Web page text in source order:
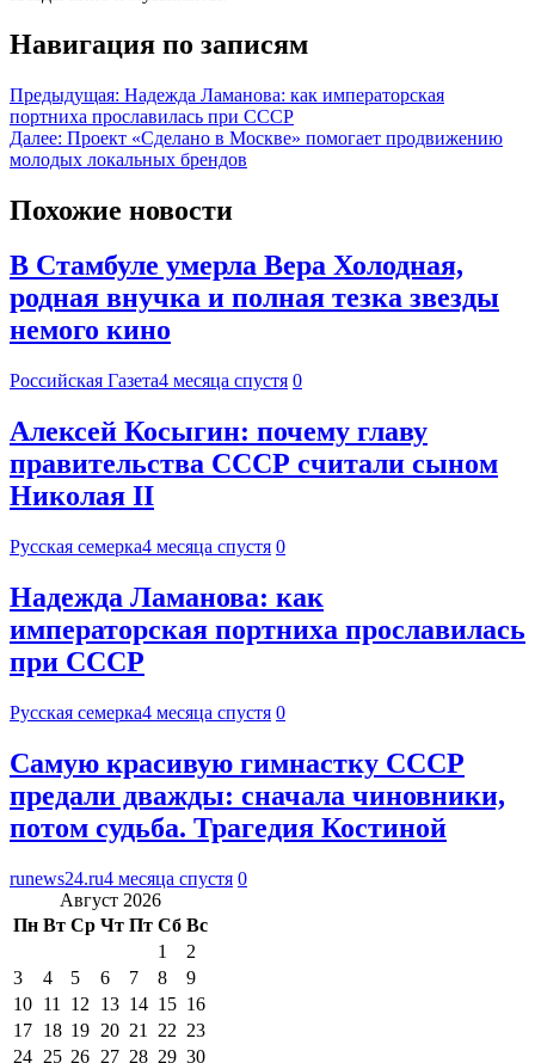
Навигация по записям
Предыдущая: Надежда Ламанова: как императорская
портниха прославилась при СССР
Далее: Проект «Сделано в Москве» помогает продвижению
молодых локальных брендов
Похожие новости
В Стамбуле умерла Вера Холодная,
родная внучка и полная тезка звезды
немого кино
Российская Газета4 месяца спустя 0
Алексей Косыгин: почему главу
правительства СССР считали сыном
Николая II
Русская семерка4 месяца спустя 0
Надежда Ламанова: как
императорская портниха прославилась
при СССР
Русская семерка4 месяца спустя 0
Самую красивую гимнастку СССР
предали дважды: сначала чиновники,
потом судьба. Трагедия Костиной
runews24.ru4 месяца спустя 0
Август 2026
Пн Вт Ср Чт Пт Сб Вс
1
2
3
4 5 6 7 8
9
10 11 12 13 14 15 16
17 18 19 20 21 22 23
24 25 26 27 28 29 30